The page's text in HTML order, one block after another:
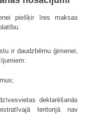
piešķir īres maksas
ir daudzbērnu ģimenei,
deklarēšanās
teritorijā nav